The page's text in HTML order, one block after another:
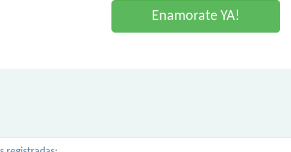
Enamorate YA!